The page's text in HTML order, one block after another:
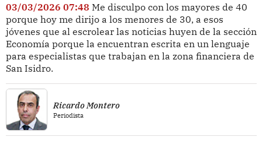
03/03/2026 07:48 Me disculpo con los mayores de 40
porque hoy me dirijo a los menores de 30, a esos
jóvenes que al escrolear las noticias huyen de la sección
Economía porque la encuentran escrita en un lenguaje
para especialistas que trabajan en la zona financiera de
San Isidro.
Ricardo Montero
Periodista